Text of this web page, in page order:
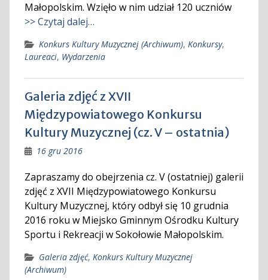
Małopolskim. Wzięło w nim udział 120 uczniów
>> Czytaj dalej…
Konkurs Kultury Muzycznej (Archiwum), Konkursy,
Laureaci, Wydarzenia
Galeria zdjęć z XVII
Międzypowiatowego Konkursu
Kultury Muzycznej (cz. V – ostatnia)
16 gru 2016
Zapraszamy do obejrzenia cz. V (ostatniej) galerii
zdjęć z XVII Międzypowiatowego Konkursu
Kultury Muzycznej, który odbył się 10 grudnia
2016 roku w Miejsko Gminnym Ośrodku Kultury
Sportu i Rekreacji w Sokołowie Małopolskim.
Galeria zdjęć, Konkurs Kultury Muzycznej
(Archiwum)